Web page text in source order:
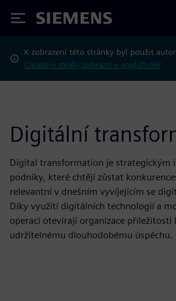
Siemens
K zobrazení této stránky byl použit
Chcete ji raději zobrazit v angličtině?
Digitální
Digital transformation je strategickým
podniky, které chtějí zůstat
relevantní v dnešním vyvíjejícím se
Díky využití digitálních technologií a
operací otevírají organizace příležitosti
udržitelnému dlouhodobému úspěchu.